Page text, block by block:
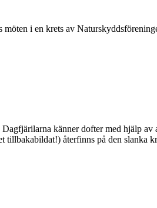
i en krets av
känner dofter med hjälp av
tillbakabildat!) återfinns på den slanka